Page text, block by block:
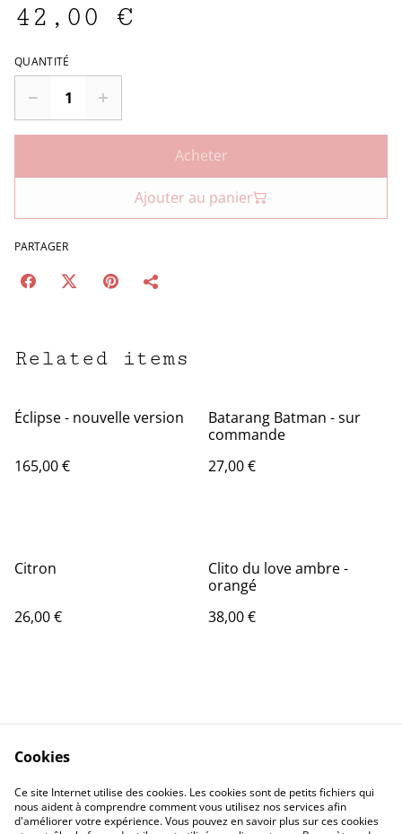
42,00 €
QUANTITÉ
Acheter
Ajouter au panier
PARTAGER
Related items
Éclipse - nouvelle version
165,00 €
Batarang Batman - sur
commande
27,00 €
Citron
26,00 €
Clito du love ambre -
orangé
38,00 €
Contact Us
Legal Terms
Privacy Policy
Cookie Policy
Cookies
Ce site Internet utilise des cookies. Les cookies sont de petits fichiers qui
nous aident à comprendre comment vous utilisez nos services afin
d'améliorer votre expérience. Vous pouvez en savoir plus sur ces cookies